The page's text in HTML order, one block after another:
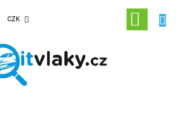
CZK
NÁKUPNÍ
KOŠÍK